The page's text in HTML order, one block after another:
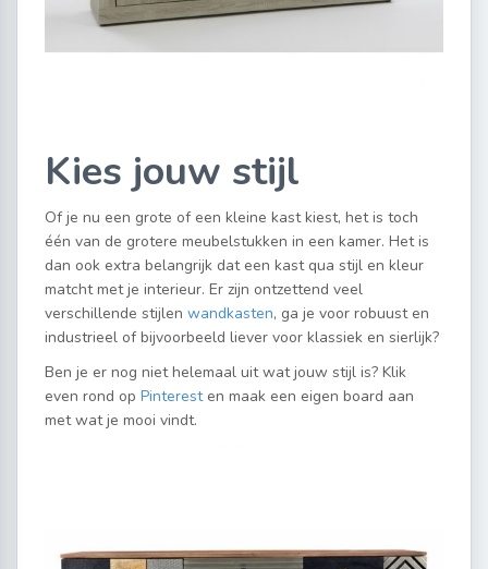
Kies jouw stijl
Of je nu een grote of een kleine kast kiest, het is toch
één van de grotere meubelstukken in een kamer. Het is
dan ook extra belangrijk dat een kast qua stijl en kleur
matcht met je interieur. Er zijn ontzettend veel
verschillende stijlen wandkasten, ga je voor robuust en
industrieel of bijvoorbeeld liever voor klassiek en sierlijk?
Ben je er nog niet helemaal uit wat jouw stijl is? Klik
even rond op Pinteresten maak een eigen board aan
met wat je mooi vindt.